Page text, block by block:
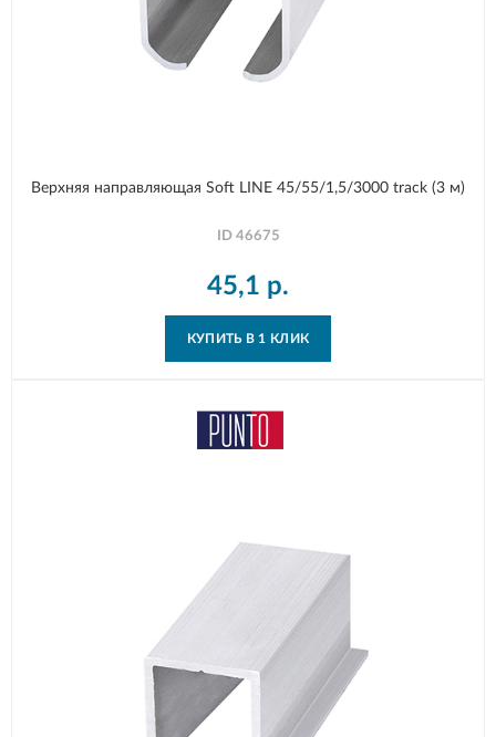
Верхняя направляющая Soft LINE 45/55/1,5/3000 track (3 м)
ID 46675
45,1 р.
КУПИТЬ В 1 КЛИК